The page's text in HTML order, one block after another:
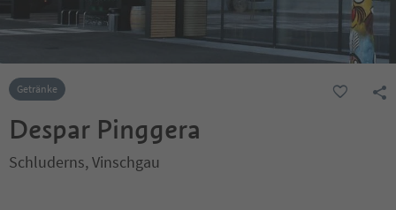
Getränke
Despar Pinggera
Schluderns, Vinschgau